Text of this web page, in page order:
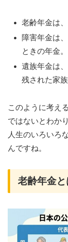
老齢年金は
障害年金は
ときの年金。
遺族年金は
残された家
このように考え
ではないとわか
人生のいろいろ
んですね。
老齢年金と